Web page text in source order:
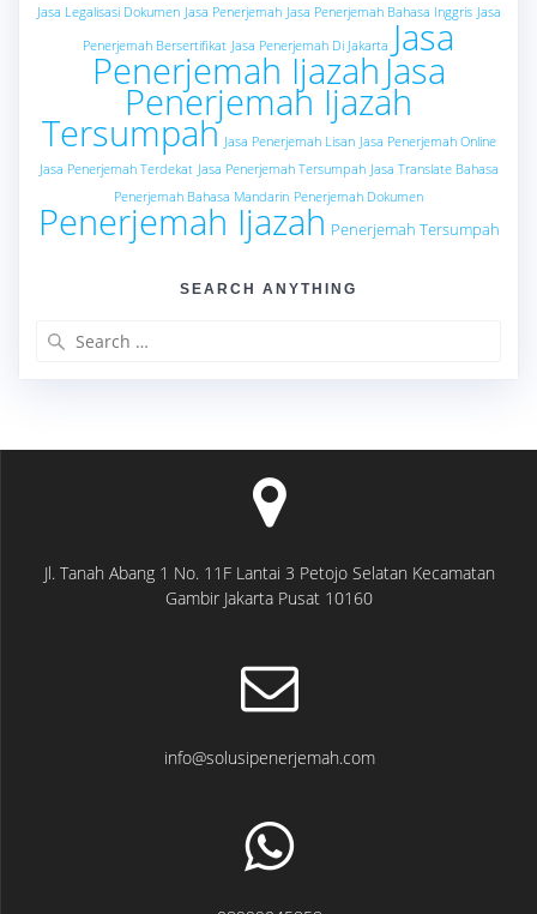
Jasa Legalisasi Dokumen Jasa Penerjemah Jasa Penerjemah Bahasa Inggris Jasa
Penerjemah Bersertifikat Jasa Penerjemah Di Jakarta Jasa
Penerjemah Ijazah Jasa
Penerjemah Ijazah
Tersumpah Jasa Penerjemah Lisan Jasa Penerjemah Online
Jasa Penerjemah Terdekat Jasa Penerjemah Tersumpah Jasa Translate Bahasa
Penerjemah Bahasa Mandarin Penerjemah Dokumen
Penerjemah Ijazah Penerjemah Tersumpah
SEARCH ANYTHING
Jl. Tanah Abang 1 No. 11F Lantai 3 Petojo Selatan Kecamatan
Gambir Jakarta Pusat 10160
info@solusipenerjemah.com